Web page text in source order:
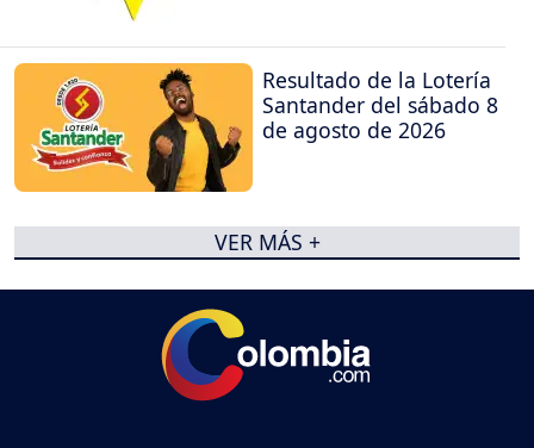
Resultado de la Lotería
Santander del sábado 8
de agosto de 2026
VER MÁS +